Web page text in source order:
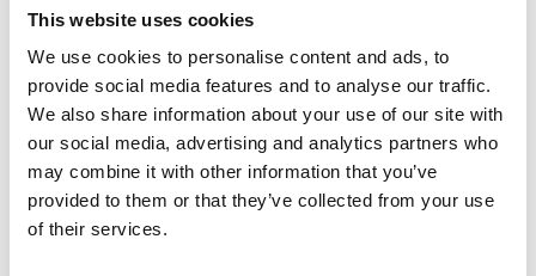
This website uses cookies
We use cookies to personalise content and ads, to
provide social media features and to analyse our traffic.
We also share information about your use of our site with
our social media, advertising and analytics partners who
may combine it with other information that you’ve
provided to them or that they’ve collected from your use
of their services.
Persberg, n'a pas de limites. Aujourd'hui,
Ateljé & Krog est une institution culturelle réputée
accueillant des milliers de visiteurs chaque année.
Restez un moment pour admirer les magnifiques
œuvres d'art aux thèmes inspirés de la nature, et
dégustez un délicieux plat dans le restaurant et le
café. Vous y trouverez également un B&B adapté aux
chiens.